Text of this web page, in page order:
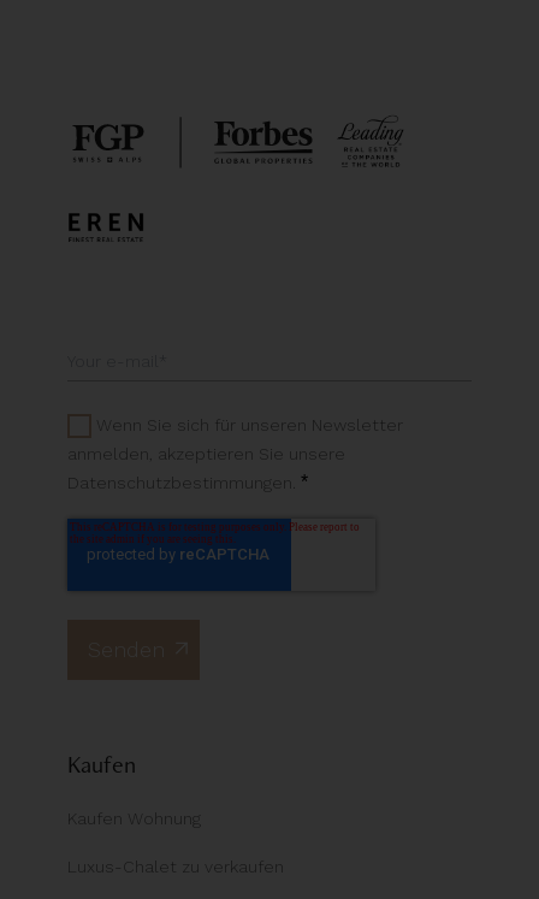
Wenn Sie sich für unseren Newsletter
anmelden, akzeptieren Sie unsere
Datenschutzbestimmungen. *
Kaufen
Kaufen Wohnung
Luxus-Chalet zu verkaufen